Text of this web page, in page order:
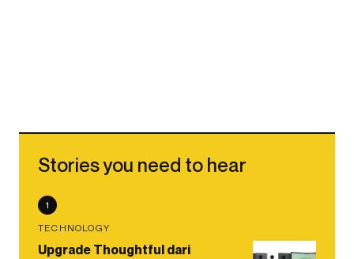
Stories you need to hear
1
TECHNOLOGY
Upgrade Thoughtful dari